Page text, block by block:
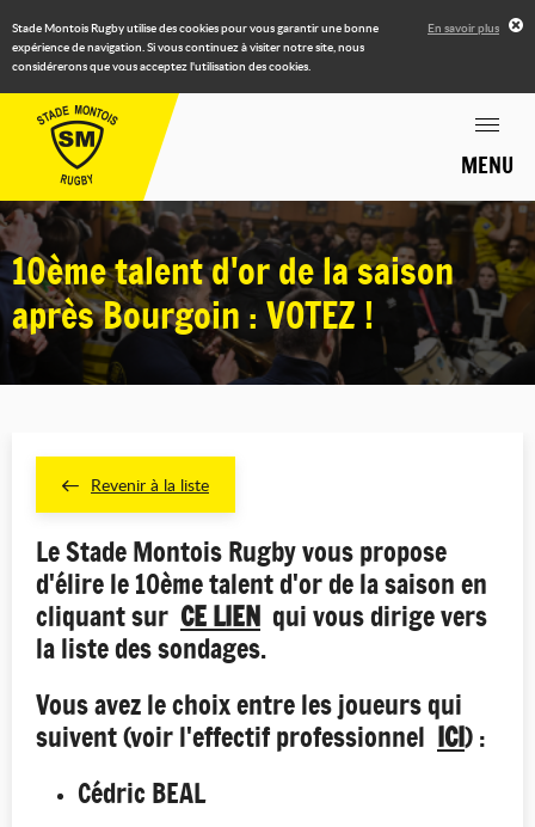
Stade Montois Rugby utilise des cookies pour vous garantir une bonne
expérience de navigation. Si vous continuez à visiter notre site, nous
considérerons que vous acceptez l'utilisation des cookies.
En savoir plus
MENU
10ème talent d'or de la saison
après Bourgoin : VOTEZ !
Revenir à la liste
Le Stade Montois Rugby vous propose
d'élire le 10ème talent d'or de la saison en
cliquant sur CE LIEN qui vous dirige vers
la liste des sondages.
Vous avez le choix entre les joueurs qui
suivent (voir l'effectif professionnel ICI) :
Cédric BEAL